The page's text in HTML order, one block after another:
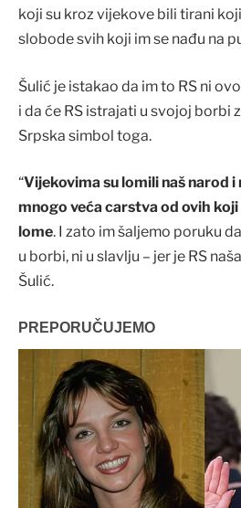
koji su kroz vijekove bili tirani
slobode svih koji im se nađu na
Šulić je istakao da im to RS ni
i da će RS istrajati u svojoj borbi
Srpska simbol toga.
“Vijekovima su lomili naš narod i
mnogo veća carstva od ovih koji
lome. I zato im šaljemo poruku
u borbi, ni u slavlju – jer je RS
Šulić.